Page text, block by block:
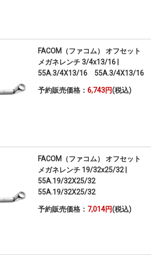
FACOM（ファコム） オフセット
メガネレンチ 3/4x13/16 |
55A.3/4X13/16 55A.3/4X13/16
予約販売価格： 6,743円(税込)
FACOM（ファコム） オフセット
メガネレンチ 19/32x25/32 |
55A.19/32X25/32
55A.19/32X25/32
予約販売価格： 7,014円(税込)